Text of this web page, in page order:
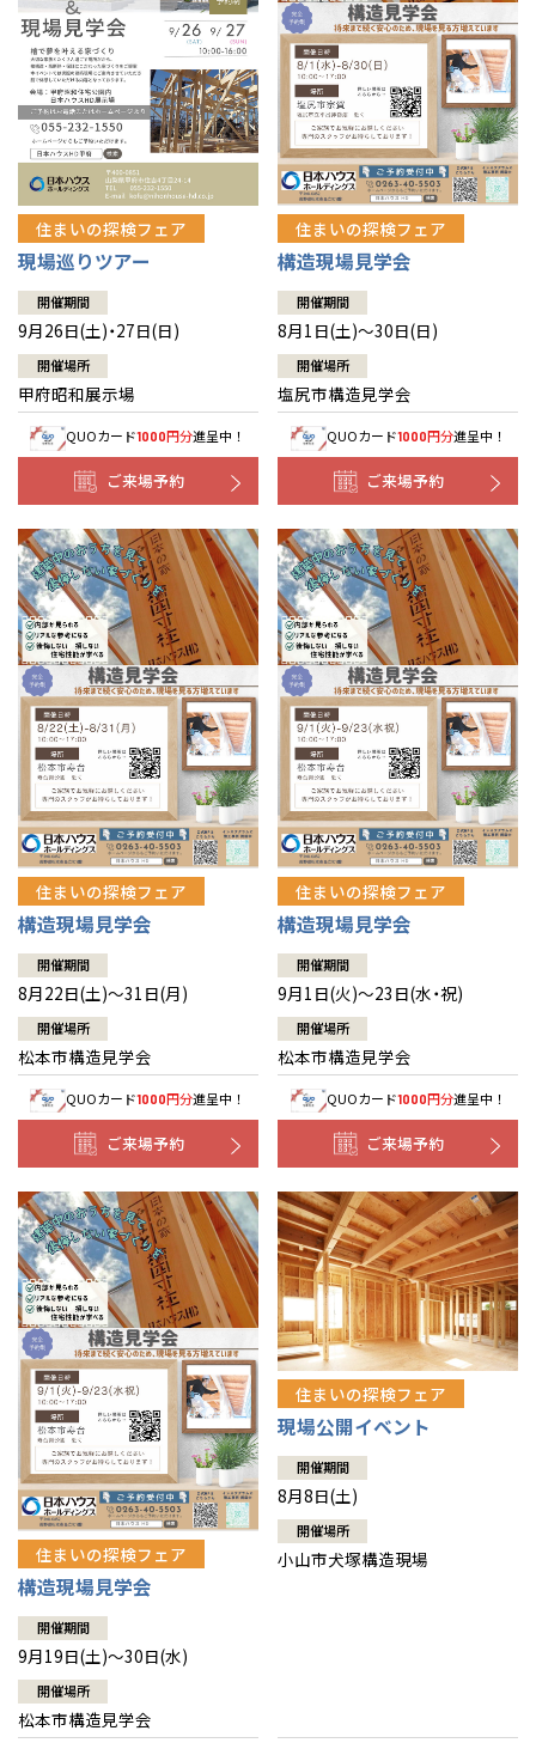
住まいの探検フェア
現場巡りツアー
開催期間
9月26日(土)・27日(日)
開催場所
甲府昭和展示場
QUOカード1000円分進呈中！
ご来場予約
住まいの探検フェア
構造現場見学会
開催期間
8月1日(土)～30日(日)
開催場所
塩尻市構造見学会
QUOカード1000円分進呈中！
ご来場予約
住まいの探検フェア
構造現場見学会
開催期間
8月22日(土)～31日(月)
開催場所
松本市構造見学会
QUOカード1000円分進呈中！
ご来場予約
住まいの探検フェア
構造現場見学会
開催期間
9月1日(火)～23日(水・祝)
開催場所
松本市構造見学会
QUOカード1000円分進呈中！
ご来場予約
住まいの探検フェア
構造現場見学会
開催期間
9月19日(土)～30日(水)
開催場所
松本市構造見学会
住まいの探検フェア
現場公開イベント
開催期間
8月8日(土)
開催場所
小山市犬塚構造現場